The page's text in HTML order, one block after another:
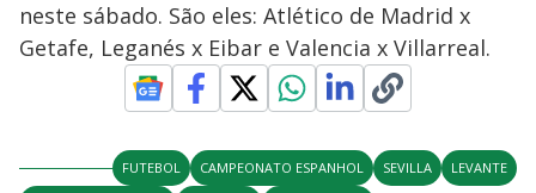
neste sábado. São eles: Atlético de Madrid x
Getafe, Leganés x Eibar e Valencia x Villarreal.
FUTEBOL CAMPEONATO ESPANHOL SEVILLA
LEVANTE